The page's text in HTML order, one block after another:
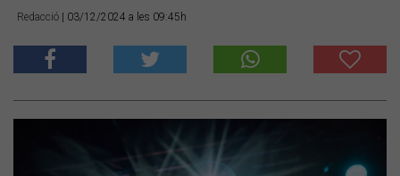
Redacció | 03/12/2024 a les 09:45h